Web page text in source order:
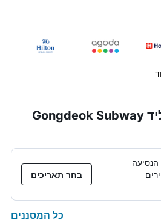
מלונות פופולריים ליד Gongdeok Subway
הנסיעה
בחר תאריכים
כל המסננים